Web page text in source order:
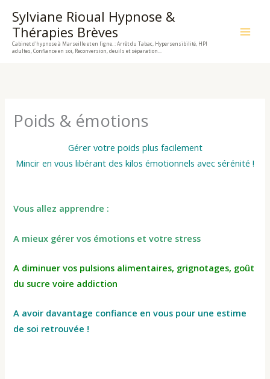
contenu
Sylviane Rioual Hypnose &
Thérapies Brèves
Cabinet d'hypnose à Marseille et en ligne. : Arrêt du Tabac, Hypersensibilité, HPI
adultes, Confiance en soi, Reconversion, deuils et séparation...
Poids & émotions
Gérer votre poids plus facilement
Mincir en vous libérant des kilos émotionnels avec sérénité !
Vous allez apprendre :
A mieux gérer vos émotions et votre stress
A diminuer vos pulsions alimentaires, grignotages, goût
du sucre voire addiction
A avoir davantage confiance en vous pour une estime
de soi retrouvée !